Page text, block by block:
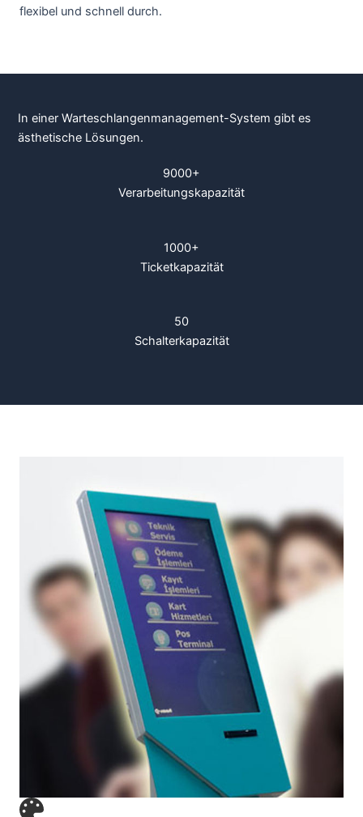
flexibel und schnell durch.
In einer Warteschlangenmanagement-System gibt es
ästhetische Lösungen.
9000+
Verarbeitungskapazität
1000+
Ticketkapazität
50
Schalterkapazität